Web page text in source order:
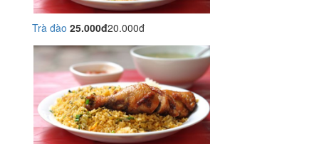
Trà đào 25.000đ20.000đ